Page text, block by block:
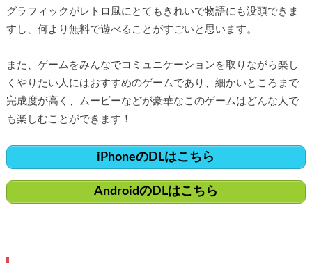
グラフィックがレトロ風にとてもきれいで物語にも没頭できま
すし、何より無料で遊べることがすごいと思います。
また、ゲームをみんなでコミュニケーションを取りながら楽し
くやりたい人にはおすすめのゲームであり、細かいところまで
完成度が高く、ムービーなどが豪華なこのゲームはどんな人で
も楽しむことができます！
iPhoneのDLはこちら
AndroidのDLはこちら